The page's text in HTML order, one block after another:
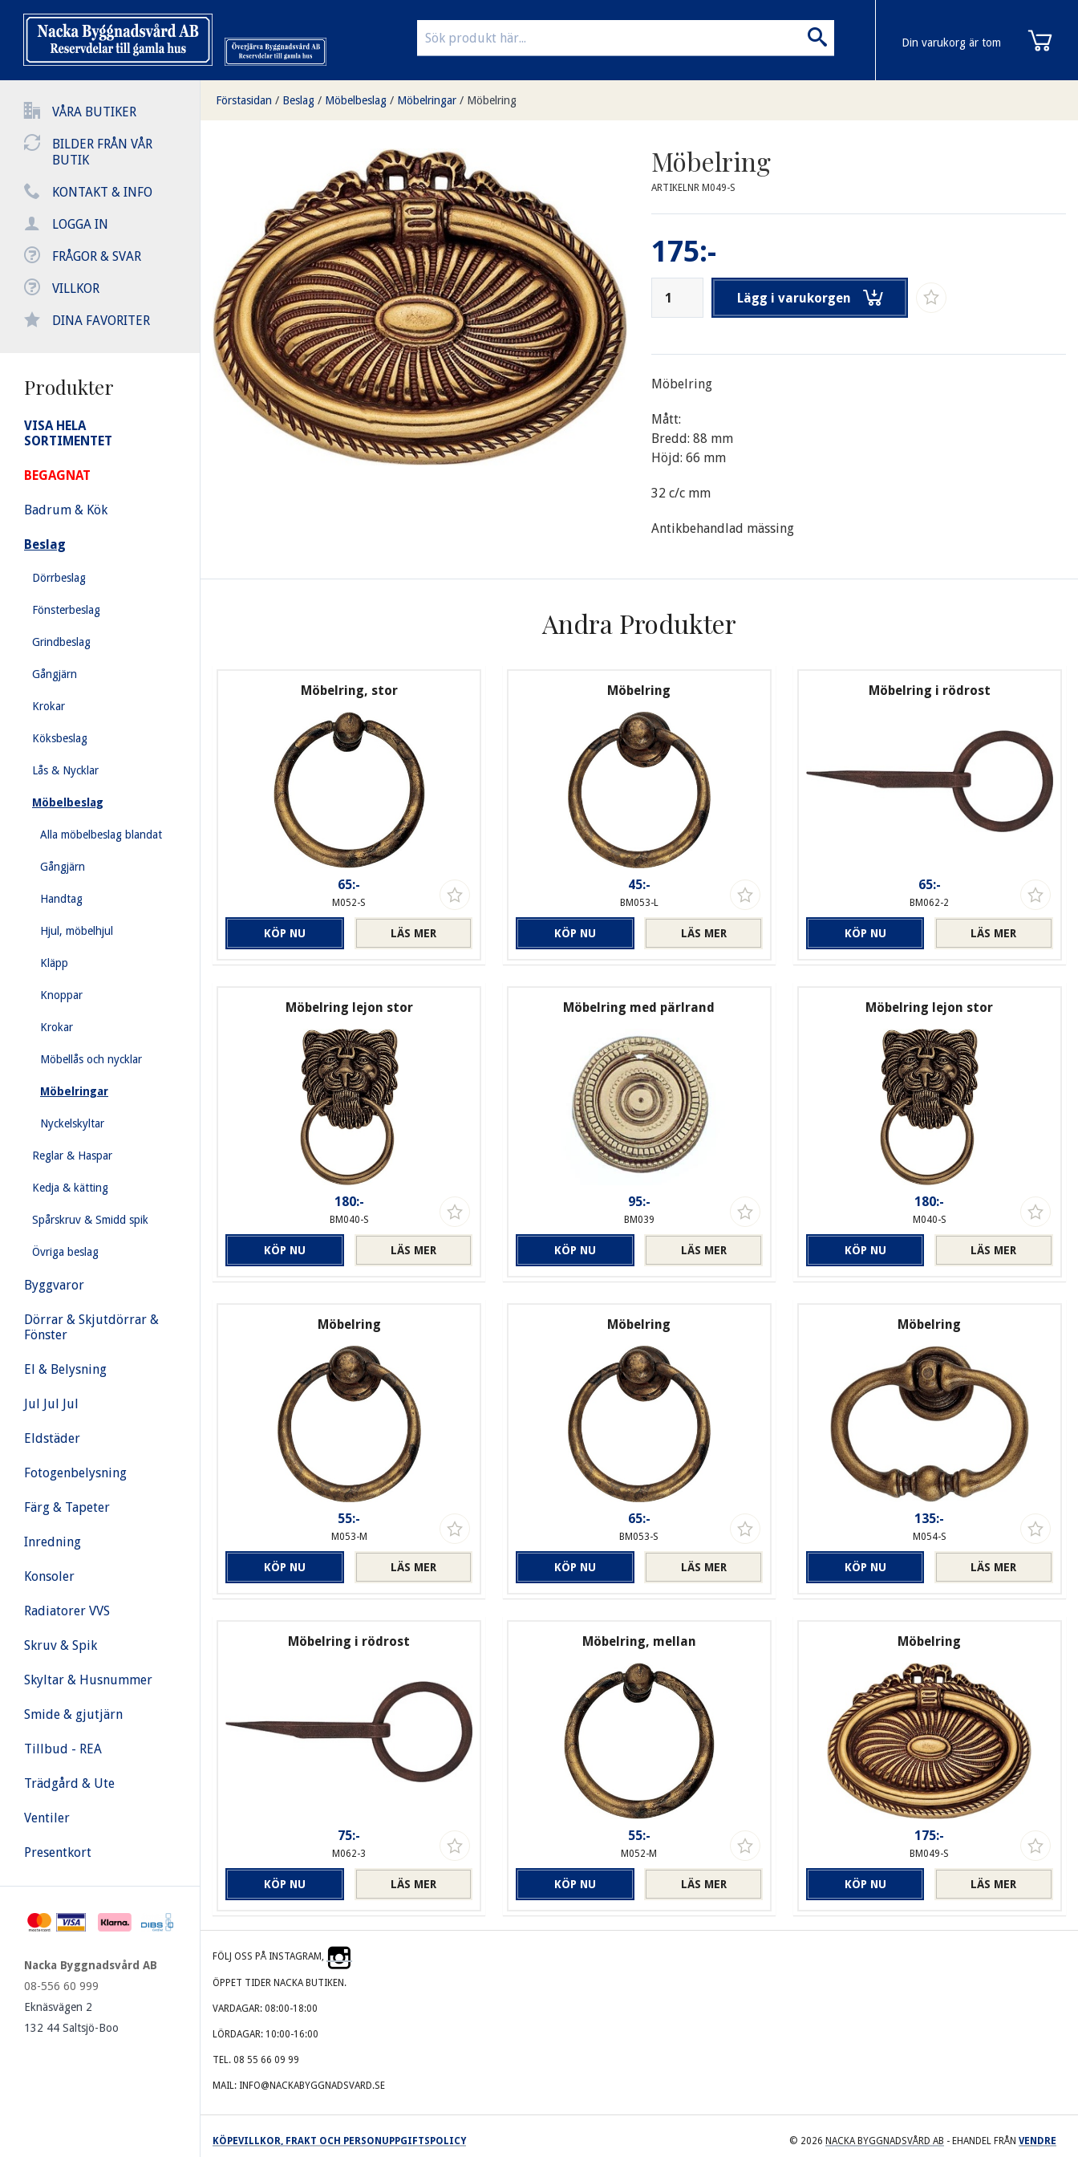
VÅRA BUTIKER
BILDER FRÅN VÅR
BUTIK
KONTAKT & INFO
LOGGA IN
FRÅGOR & SVAR
VILLKOR
DINA FAVORITER
Produkter
VISA HELA
SORTIMENTET
BEGAGNAT
Badrum & Kök
Beslag
Dörrbeslag
Fönsterbeslag
Grindbeslag
Gångjärn
Krokar
Köksbeslag
Lås & Nycklar
Möbelbeslag
Alla möbelbeslag blandat
Gångjärn
Handtag
Hjul, möbelhjul
Kläpp
Knoppar
Krokar
Möbellås och nycklar
Möbelringar
Nyckelskyltar
Reglar & Haspar
Kedja & kätting
Spårskruv & Smidd spik
Övriga beslag
Byggvaror
Dörrar & Skjutdörrar &
Fönster
El & Belysning
Jul Jul Jul
Eldstäder
Fotogenbelysning
Färg & Tapeter
Inredning
Konsoler
Radiatorer VVS
Skruv & Spik
Skyltar & Husnummer
Smide & gjutjärn
Tillbud - REA
Trädgård & Ute
Ventiler
Presentkort
Nacka Byggnadsvård AB
08-556 60 999
Eknäsvägen 2
132 44 Saltsjö-Boo
Din varukorg är tom
Förstasidan / Beslag / Möbelbeslag / Möbelringar / Möbelring
Möbelring
ARTIKELNR M049-S
175:-
Lägg i varukorgen
Möbelring
Mått:
Bredd: 88 mm
Höjd: 66 mm
32 c/c mm
Antikbehandlad mässing
Andra Produkter
Möbelring, stor
65:-
M052-S
LÄS MER
KÖP NU
Möbelring
45:-
BM053-L
LÄS MER
KÖP NU
Möbelring i rödrost
65:-
BM062-2
LÄS MER
KÖP NU
Möbelring lejon stor
180:-
BM040-S
LÄS MER
KÖP NU
Möbelring med pärlrand
95:-
BM039
LÄS MER
KÖP NU
Möbelring lejon stor
180:-
M040-S
LÄS MER
KÖP NU
Möbelring
55:-
M053-M
LÄS MER
KÖP NU
Möbelring
65:-
BM053-S
LÄS MER
KÖP NU
Möbelring
135:-
M054-S
LÄS MER
KÖP NU
Möbelring i rödrost
75:-
M062-3
LÄS MER
KÖP NU
Möbelring, mellan
55:-
M052-M
LÄS MER
KÖP NU
Möbelring
175:-
BM049-S
LÄS MER
KÖP NU
FÖLJ OSS PÅ INSTAGRAM,
ÖPPET TIDER NACKA BUTIKEN.
VARDAGAR: 08:00-18:00
LÖRDAGAR: 10:00-16:00
TEL. 08 55 66 09 99
MAIL: INFO@NACKABYGGNADSVARD.SE
KÖPEVILLKOR, FRAKT OCH PERSONUPPGIFTSPOLICY © 2026 NACKA BYGGNADSVÅRD AB - EHANDEL FRÅN VENDRE